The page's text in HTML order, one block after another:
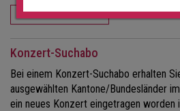
FÜR VERANSTALTER
Konzert-Suchabo
Bei einem Konzert-Suchabo erhalten
ausgewählten Kantone/Bundesländer
ein neues Konzert eingetragen worden